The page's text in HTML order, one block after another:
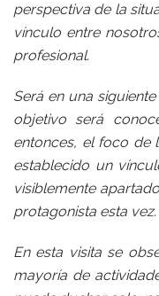
perspectiva de la
vínculo entre
profesional.
Será en una
objetivo será
entonces, el foco de
establecido un
visiblemente
protagonista esta vez.
En esta visita se
mayoría de